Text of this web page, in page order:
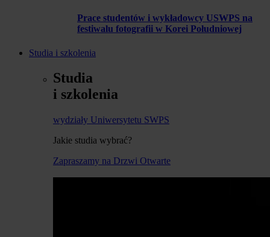
Prace studentów i wykładowcy USWPS na
festiwalu fotografii w Korei Południowej
Studia i szkolenia
Studia
i szkolenia
wydziały Uniwersytetu SWPS
Jakie studia wybrać?
Zapraszamy na Drzwi Otwarte